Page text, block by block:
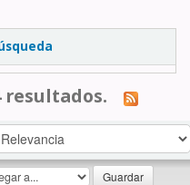
resultados.